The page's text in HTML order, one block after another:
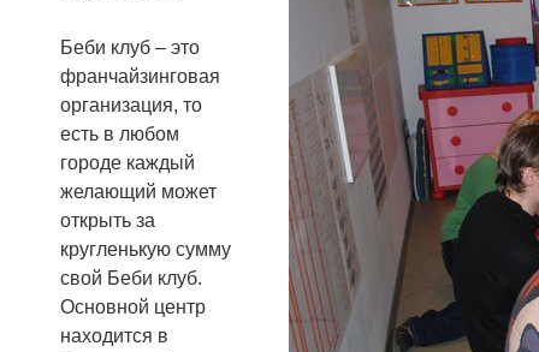
Беби клуб – это
франчайзинговая
организация, то
есть в любом
городе каждый
желающий может
открыть за
кругленькую сумму
свой Беби клуб.
Основной центр
находится в